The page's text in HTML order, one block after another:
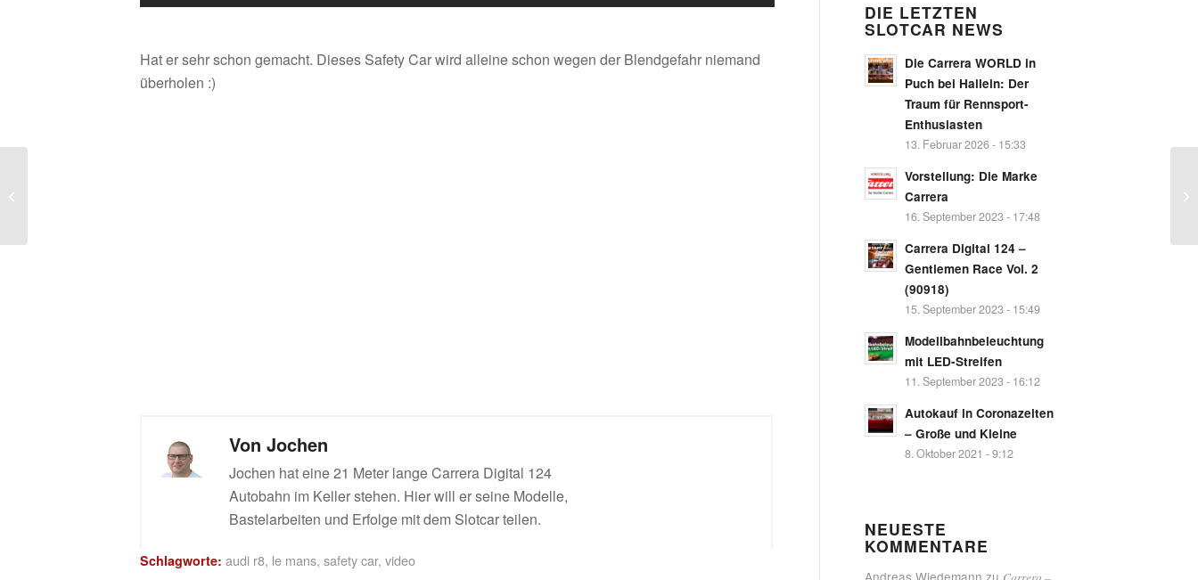
Hat er sehr schon gemacht. Dieses Safety Car wird alleine schon wegen der Blendgefahr niemand
überholen :)
Von Jochen
Jochen hat eine 21 Meter lange Carrera Digital 124
Autobahn im Keller stehen. Hier will er seine Modelle,
Bastelarbeiten und Erfolge mit dem Slotcar teilen.
Schlagworte: audi r8, le mans, safety car, video
DIE LETZTEN
SLOTCAR NEWS
Die Carrera WORLD in
Puch bei Hallein: Der
Traum für Rennsport-
Enthusiasten
13. Februar 2026 - 15:33
Vorstellung: Die Marke
Carrera
16. September 2023 - 17:48
Carrera Digital 124 –
Gentlemen Race Vol. 2
(90918)
15. September 2023 - 15:49
Modellbahnbeleuchtung
mit LED-Streifen
11. September 2023 - 16:12
Autokauf in Coronazeiten
– Große und Kleine
8. Oktober 2021 - 9:12
NEUESTE
KOMMENTARE
Andreas Wiedemann zu